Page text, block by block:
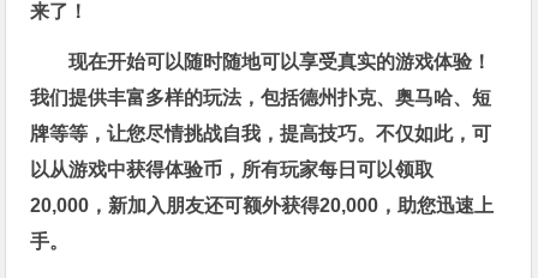
来了！
现在开始可以随时随地可以享受真实的游戏体验！
我们提供丰富多样的玩法，包括德州扑克、奥马哈、短
牌等等，让您尽情挑战自我，提高技巧。不仅如此， 可
以从游戏中获得体验币，所有玩家每日可以领取
20,000，新加入朋友还可额外获得20,000，助您迅速上
手。